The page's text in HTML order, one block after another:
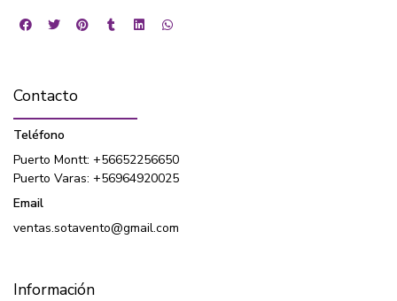
Contacto
Teléfono
Puerto Montt: +56652256650
Puerto Varas: +56964920025
Email
ventas.sotavento@gmail.com
Información